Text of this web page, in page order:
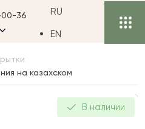
00-36
RU
EN
на казахском
В наличии